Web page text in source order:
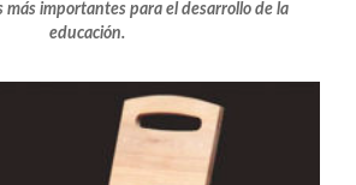
más importantes para el desarrollo de la
educación.